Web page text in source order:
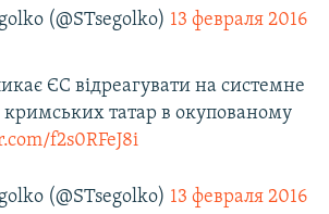
(@STsegolko) 13 февраля 2016
ЄС відреагувати на системне
татар в окупованому
f2s0RFeJ8i
(@STsegolko) 13 февраля 2016